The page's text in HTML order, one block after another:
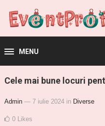
MENU
Cele mai bune locuri
Admin — 7 iulie 2024 in Diverse
0 Likes